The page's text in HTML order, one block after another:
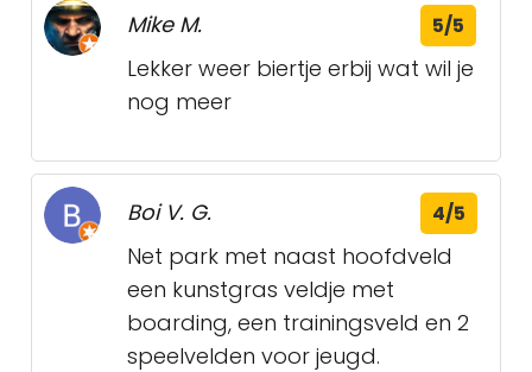
Mike M. 5/5
Lekker weer biertje erbij wat wil je
nog meer
Boi V. G. 4/5
Net park met naast hoofdveld
een kunstgras veldje met
boarding, een trainingsveld en 2
speelvelden voor jeugd.